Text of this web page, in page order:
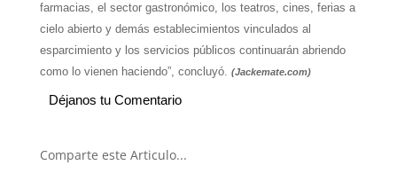
farmacias, el sector gastronómico, los teatros, cines, ferias a
cielo abierto y demás establecimientos vinculados al
esparcimiento y los servicios públicos continuarán abriendo
como lo vienen haciendo”, concluyó. (Jackemate.com)
Déjanos tu Comentario
Comparte este Articulo...